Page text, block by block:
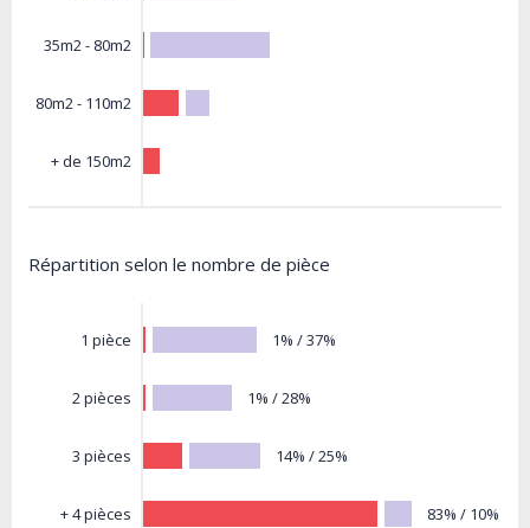
35m2 - 80m2
80m2 - 110m2
+ de 150m2
Répartition selon le nombre de pièce
1 pièce
2 pièces
3 pièces
+ 4 pièces
1% / 37%
1% / 28%
14% / 25%
83% / 10%